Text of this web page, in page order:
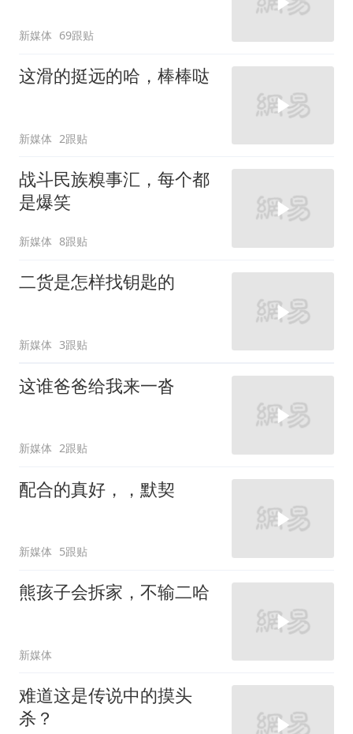
新媒体 69跟贴
这滑的挺远的哈，棒棒哒
新媒体 2跟贴
战斗民族糗事汇，每个都
是爆笑
新媒体 8跟贴
二货是怎样找钥匙的
新媒体 3跟贴
这谁爸爸给我来一沓
新媒体 2跟贴
配合的真好，，默契
新媒体 5跟贴
熊孩子会拆家，不输二哈
新媒体
难道这是传说中的摸头
杀？